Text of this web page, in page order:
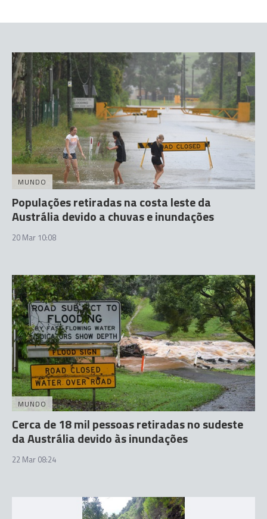
MUNDO
Populações retiradas na costa leste da
Austrália devido a chuvas e inundações
20 Mar 10:08
MUNDO
Cerca de 18 mil pessoas retiradas no sudeste
da Austrália devido às inundações
22 Mar 08:24